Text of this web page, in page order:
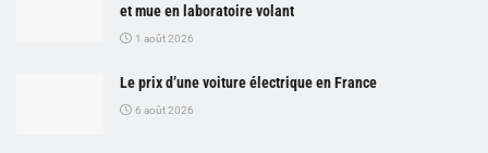
et mue en laboratoire volant
1 août 2026
Le prix d’une voiture électrique en France
6 août 2026